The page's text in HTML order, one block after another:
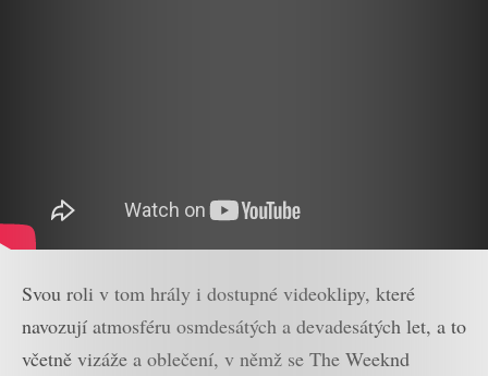
Svou roli v tom hrály i dostupné videoklipy, které
navozují atmosféru osmdesátých a devadesátých let, a to
včetně vizáže a oblečení, v němž se The Weeknd